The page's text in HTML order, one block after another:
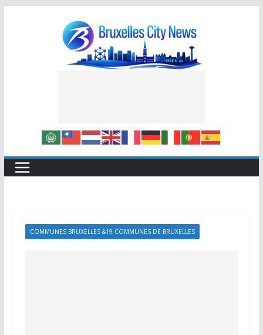
COMMUNES BRUXELLES &19 COMMUNES DE BRUXELLES